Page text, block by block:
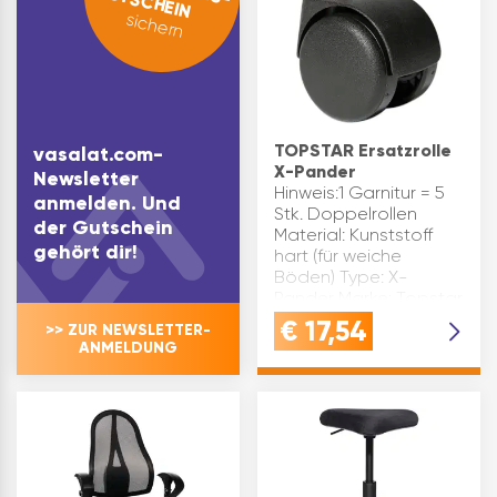
sichern
vasalat.com-
Newsletter
anmelden. Und
der Gutschein
gehört dir!
>> ZUR NEWSLETTER-
ANMELDUNG
TOPSTAR Ersatzrolle
X-Pander
Hinweis:1 Garnitur = 5
Stk. Doppelrollen
Material: Kunststoff
hart (für weiche
Böden) Type: X-
Inhaltsangabe (GT): 1
€ 17,54